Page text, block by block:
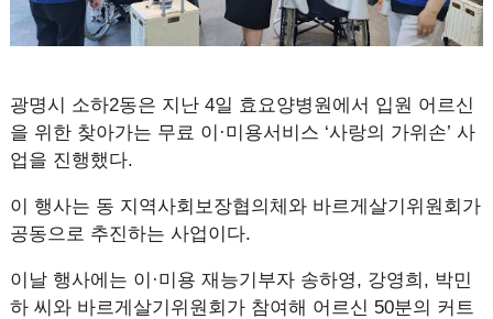
광명시 소하2동은 지난 4일 효요양병원에서 입원 어르신
을 위한 찾아가는 무료 이·미용서비스 ‘사랑의 가위손’ 사
업을 진행했다.
이 행사는 동 지역사회보장협의체와 바르게살기위원회가
공동으로 추진하는 사업이다.
이날 행사에는 이·미용 재능기부자 송하영, 강영희, 박민
하 씨와 바르게살기위원회가 참여해 어르신 50분의 커트